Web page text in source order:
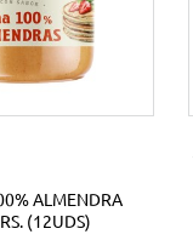
ALMENDRA
(12UDS)